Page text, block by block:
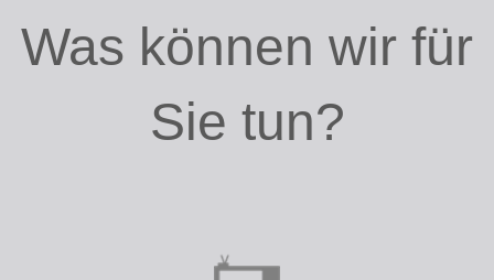
Was können wir für
Sie tun?